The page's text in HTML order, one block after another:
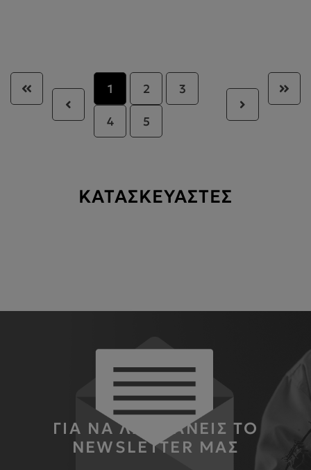
1 2 3
4 5
ΚΑΤΑΣΚΕΥΑΣΤΕΣ
ΓΙΑ ΝΑ ΛΑΜΒΑΝΕΙΣ ΤΟ
NEWSLETTER ΜΑΣ